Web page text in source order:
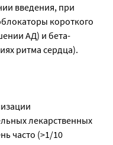
введения, при
короткого
АД) и бета-
ритма сердца).
лекарственных
часто (>1/10